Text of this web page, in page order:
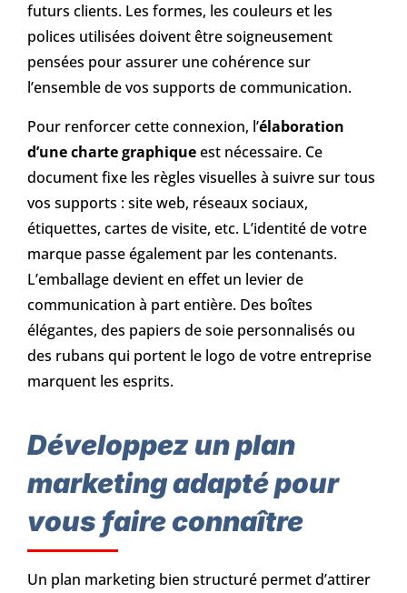
futurs clients. Les formes, les couleurs et les
polices utilisées doivent être soigneusement
pensées pour assurer une cohérence sur
l’ensemble de vos supports de communication.
Pour renforcer cette connexion, l’élaboration
d’une charte graphiqueest nécessaire. Ce
document fixe les règles visuelles à suivre sur tous
vos supports : site web, réseaux sociaux,
étiquettes, cartes de visite, etc. L’identité de votre
marque passe également par les contenants.
L’emballage devient en effet un levier de
communication à part entière. Des boîtes
élégantes, des papiers de soie personnalisés ou
des rubans qui portent le logo de votre entreprise
marquent les esprits.
Développez un plan
marketing adapté pour
vous faire connaître
Un plan marketing bien structuré permet d’attirer